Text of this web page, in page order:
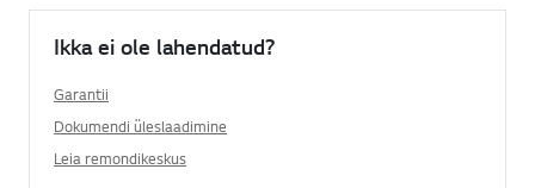
Ikka ei ole lahendatud?
Garantii
Dokumendi üleslaadimine
Leia remondikeskus